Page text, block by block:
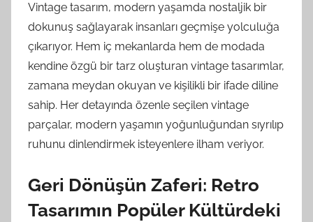
Vintage tasarım, modern yaşamda nostaljik bir
dokunuş sağlayarak insanları geçmişe yolculuğa
çıkarıyor. Hem iç mekanlarda hem de modada
kendine özgü bir tarz oluşturan vintage tasarımlar,
zamana meydan okuyan ve kişilikli bir ifade diline
sahip. Her detayında özenle seçilen vintage
parçalar, modern yaşamın yoğunluğundan sıyrılıp
ruhunu dinlendirmek isteyenlere ilham veriyor.
Geri Dönüşün Zaferi: Retro
Tasarımın Popüler Kültürdeki